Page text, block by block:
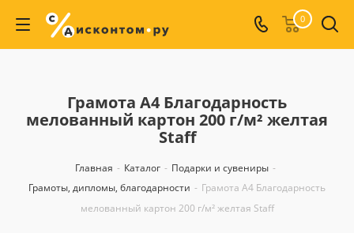
0
Грамота А4 Благодарность
мелованный картон 200 г/м² желтая
Staff
Главная - Каталог - Подарки и сувениры -
Грамоты, дипломы, благодарности - Грамота А4 Благодарность
мелованный картон 200 г/м² желтая Staff